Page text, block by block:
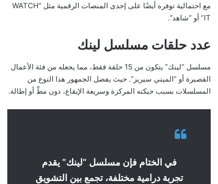
مع احتمالية توفره أيضًا على إحدى المنصات الرقمية مثل “WATCH
IT” أو “شاهد”.
عدد حلقات مسلسل لينك
مسلسل “لينك” يتكون من 15 حلقة فقط، مما يجعله من فئة الأعمال
القصيرة أو “الميني سيريز”. حيث يفضل الجمهور هذا النوع من
المسلسلات بسبب حبكته المركزة وسريعة الإيقاع، دون مطّ أو إطالة.
في الختام فإن مسلسل “لينك” يقدم
تجربة درامية مختلفة، تجمع بين التشويق